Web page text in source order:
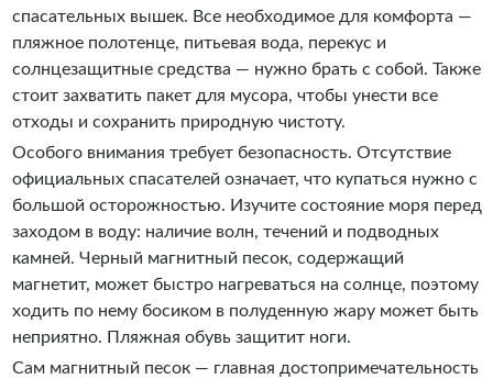
спасательных вышек. Все необходимое для комфорта —
пляжное полотенце, питьевая вода, перекус и
солнцезащитные средства — нужно брать с собой. Также
стоит захватить пакет для мусора, чтобы унести все
отходы и сохранить природную чистоту.
Особого внимания требует безопасность. Отсутствие
официальных спасателей означает, что купаться нужно с
большой осторожностью. Изучите состояние моря перед
заходом в воду: наличие волн, течений и подводных
камней. Черный магнитный песок, содержащий
магнетит, может быстро нагреваться на солнце, поэтому
ходить по нему босиком в полуденную жару может быть
неприятно. Пляжная обувь защитит ноги.
Сам магнитный песок — главная достопримечательность